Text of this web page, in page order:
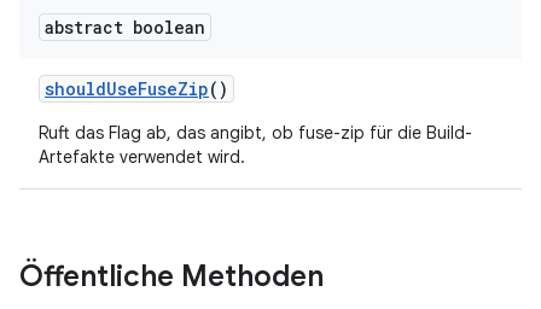
abstract boolean
shouldUseFuseZip()
Ruft das Flag ab, das angibt, ob fuse-zip für die Build-
Artefakte verwendet wird.
Öffentliche Methoden